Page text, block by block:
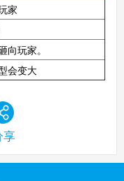
家
玩家。
会变大
享